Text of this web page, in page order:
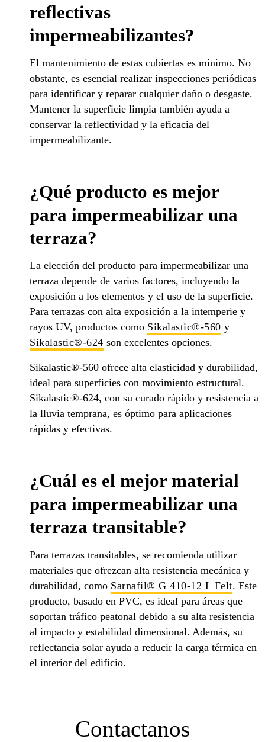
reflectivas
impermeabilizantes?
El mantenimiento de estas cubiertas es mínimo. No
obstante, es esencial realizar inspecciones periódicas
para identificar y reparar cualquier daño o desgaste.
Mantener la superficie limpia también ayuda a
conservar la reflectividad y la eficacia del
impermeabilizante.
¿Qué producto es mejor
para impermeabilizar una
terraza?
La elección del producto para impermeabilizar una
terraza depende de varios factores, incluyendo la
exposición a los elementos y el uso de la superficie.
Para terrazas con alta exposición a la intemperie y
rayos UV, productos como Sikalastic®-560 y
Sikalastic®-624 son excelentes opciones.
Sikalastic®-560 ofrece alta elasticidad y durabilidad,
ideal para superficies con movimiento estructural.
Sikalastic®-624, con su curado rápido y resistencia a
la lluvia temprana, es óptimo para aplicaciones
rápidas y efectivas.
¿Cuál es el mejor material
para impermeabilizar una
terraza transitable?
Para terrazas transitables, se recomienda utilizar
materiales que ofrezcan alta resistencia mecánica y
durabilidad, como Sarnafil® G 410-12 L Felt. Este
producto, basado en PVC, es ideal para áreas que
soportan tráfico peatonal debido a su alta resistencia
al impacto y estabilidad dimensional. Además, su
reflectancia solar ayuda a reducir la carga térmica en
el interior del edificio.
Contactanos